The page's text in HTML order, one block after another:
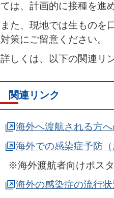
ては、計画的に接種を進
また、現地では生ものを
対策にご留意ください。
詳しくは、以下の関連リ
関連リンク
海外へ渡航される方
海外での感染症予防
※海外渡航者向けポスタ
海外の感染症の流行